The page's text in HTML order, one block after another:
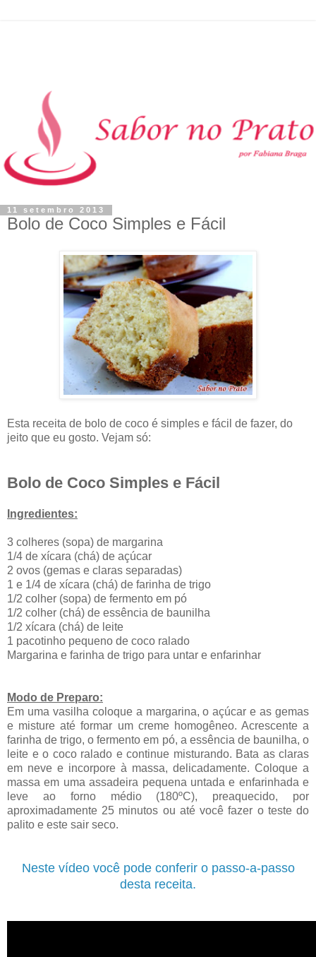
11 setembro 2013
Bolo de Coco Simples e Fácil
Esta receita de bolo de coco é simples e fácil de fazer, do
jeito que eu gosto. Vejam só:
Bolo de Coco Simples e Fácil
Ingredientes:
3 colheres (sopa) de margarina
1/4 de xícara (chá) de açúcar
2 ovos (gemas e claras separadas)
1 e 1/4 de xícara (chá) de farinha de trigo
1/2 colher (sopa) de fermento em pó
1/2 colher (chá) de essência de baunilha
1/2 xícara (chá) de leite
1 pacotinho pequeno de coco ralado
Margarina e farinha de trigo para untar e enfarinhar
Modo de Preparo:
Em uma vasilha coloque a margarina, o açúcar e as gemas
e misture até formar um creme homogêneo. Acrescente a
farinha de trigo, o fermento em pó, a essência de baunilha, o
leite e o coco ralado e continue misturando. Bata as claras
em neve e incorpore à massa, delicadamente. Coloque a
massa em uma assadeira pequena untada e enfarinhada e
leve ao forno médio (180ºC), preaquecido, por
aproximadamente 25 minutos ou até você fazer o teste do
palito e este sair seco.
Neste vídeo você pode conferir o passo-a-passo
desta receita.